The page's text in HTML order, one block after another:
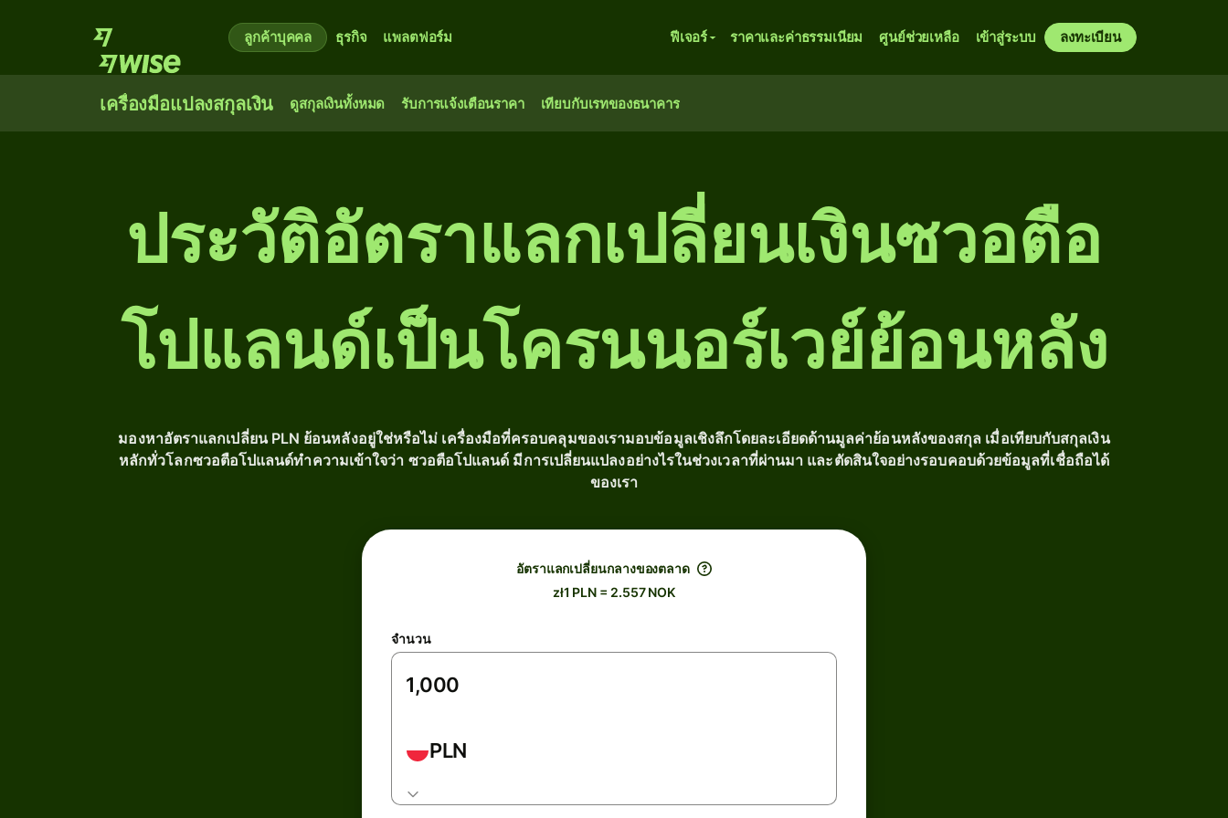
ลูกค้าบุคคล ธุรกิจ แพลตฟอร์ม ฟีเจอร์ ราคาและค่าธรรมเนียม ศูนย์ช่วยเหลือ เข้าสู่ระบบ ลงทะเบียน
เครื่องมือแปลงสกุลเงิน ดูสกุลเงินทั้งหมด รับการแจ้งเตือนราคา เทียบกับเรทของธนาคาร
ประวัติอัตราแลกเปลี่ยนเงินซวอตือ
โปแลนด์เป็นโครนนอร์เวย์ย้อนหลัง
มองหาอัตราแลกเปลี่ยน PLN ย้อนหลังอยู่ใช่หรือไม่ เครื่องมือที่ครอบคลุมของเรามอบข้อมูลเชิงลึกโดยละเอียดด้านมูลค่าย้อนหลังของสกุล เมื่อเทียบกับสกุลเงิน
หลักทั่วโลกซวอตือโปแลนด์ทำความเข้าใจว่า ซวอตือโปแลนด์ มีการเปลี่ยนแปลงอย่างไรในช่วงเวลาที่ผ่านมา และตัดสินใจอย่างรอบคอบด้วยข้อมูลที่เชื่อถือได้
ของเรา
อัตราแลกเปลี่ยนกลางของตลาด
zł1 PLN = 2.557 NOK
จำนวน
PLN